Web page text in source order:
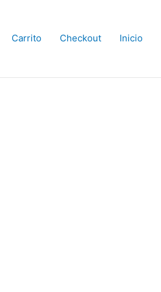
Carrito Checkout Inicio